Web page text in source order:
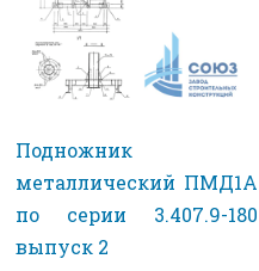
Подножник
металлический ПМД1А
по серии 3.407.9-180
выпуск 2